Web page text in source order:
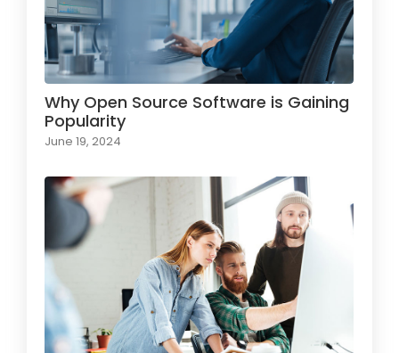
Why Open Source Software is Gaining
Popularity
June 19, 2024